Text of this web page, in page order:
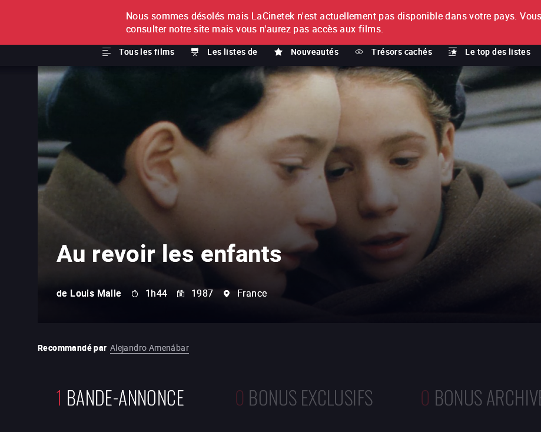
À L'UNITÉ
Tous les films Les listes de Nouveautés Trésors cachés Le top des listes
ABONNEMENT
Au revoir les enfants
de Louis Malle 1h44 1987 France
Recommandé par Alejandro Amenábar
1 BANDE-ANNONCE 0 BONUS EXCLUSIFS 0 BONUS
Nous sommes désolés mais LaCinetek n'est actuellement pas disponible dans votre pays.
consulter notre site mais vous n'aurez pas accès aux films.